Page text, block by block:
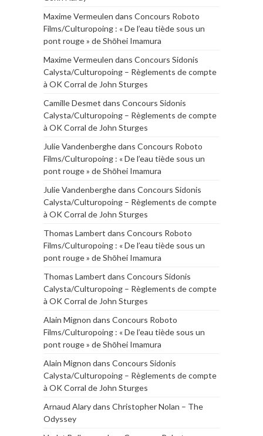
Maxime Vermeulen dans Concours Roboto
Films/Culturopoing : « De l’eau tiède sous un
pont rouge » de Shōhei Imamura
Maxime Vermeulen dans Concours Sidonis
Calysta/Culturopoing – Règlements de compte
à OK Corral de John Sturges
Camille Desmet dans Concours Sidonis
Calysta/Culturopoing – Règlements de compte
à OK Corral de John Sturges
Julie Vandenberghedans Concours Roboto
Films/Culturopoing : « De l’eau tiède sous un
pont rouge » de Shōhei Imamura
Julie Vandenberghedans Concours Sidonis
Calysta/Culturopoing – Règlements de compte
à OK Corral de John Sturges
Thomas Lambert dans Concours Roboto
Films/Culturopoing : « De l’eau tiède sous un
pont rouge » de Shōhei Imamura
Thomas Lambert dans Concours Sidonis
Calysta/Culturopoing – Règlements de compte
à OK Corral de John Sturges
Alain Mignon dans Concours Roboto
Films/Culturopoing : « De l’eau tiède sous un
pont rouge » de Shōhei Imamura
Alain Mignon dans Concours Sidonis
Calysta/Culturopoing – Règlements de compte
à OK Corral de John Sturges
Arnaud Alarydans Christopher Nolan – The
Odyssey